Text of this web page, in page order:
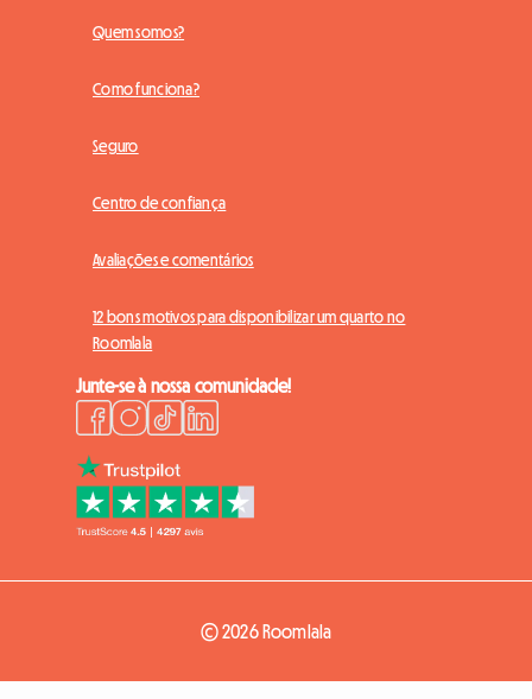
Quem somos?
Como funciona?
Seguro
Centro de confiança
Avaliações e comentários
12 bons motivos para disponibilizar um quarto no
Roomlala
Junte-se à nossa comunidade!
© 2026 Roomlala